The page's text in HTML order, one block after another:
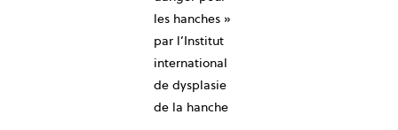
les hanches »
par l’Institut
international
de dysplasie
de la hanche